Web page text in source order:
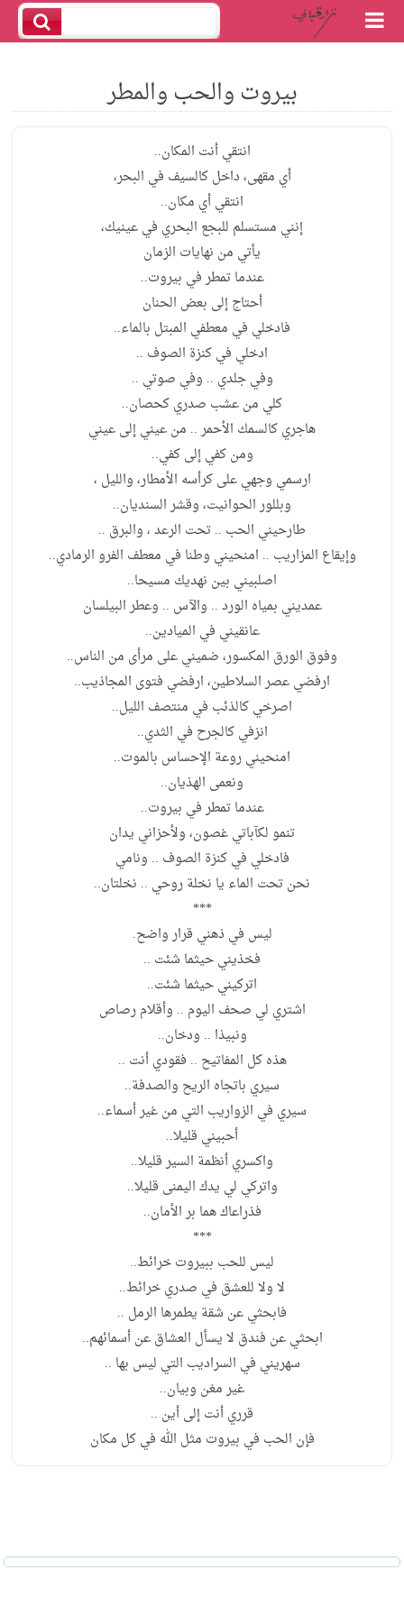
بيروت والحب والمطر
انتقي أنت المكان..
أي مقهى، داخل كالسيف في البحر،
انتقي أي مكان..
إنني مستسلم للبجع البحري في عينيك،
يأتي من نهايات الزمان
عندما تمطر في بيروت..
أحتاج إلى بعض الحنان
فادخلي في معطفي المبتل بالماء..
ادخلي في كنزة الصوف ..
وفي جلدي .. وفي صوتي ..
كلي من عشب صدري كحصان..
هاجري كالسمك الأحمر .. من عيني إلى عيني
ومن كفي إلى كفي..
ارسمي وجهي على كرأسه الأمطار، والليل ،
وبللور الحوانيت، وقشر السنديان..
طارحيني الحب .. تحت الرعد ، والبرق ..
وإيقاع المزاريب .. امنحيني وطنا في معطف الفرو الرمادي..
اصلبيني بين نهديك مسيحا..
عمديني بمياه الورد .. والآس .. وعطر البيلسان
عانقيني في الميادين..
وفوق الورق المكسور، ضميني على مرأى من الناس..
ارفضي عصر السلاطين، ارفضي فتوى المجاذيب..
اصرخي كالذئب في منتصف الليل..
انزفي كالجرح في الثدي..
امنحيني روعة الإحساس بالموت..
ونعمى الهذيان..
عندما تمطر في بيروت..
تنمو لكآباتي غصون، ولأحزاني يدان
فادخلي في كنزة الصوف .. ونامي
نحن تحت الماء يا نخلة روحي .. نخلتان..
***
ليس في ذهني قرار واضح.
فخذيني حيثما شئت ..
اتركيني حيثما شئت..
اشتري لي صحف اليوم .. وأقلام رصاص
ونبيذا .. ودخان..
هذه كل المفاتيح .. فقودي أنت ..
سيري باتجاه الريح والصدفة..
سيري في الزواريب التي من غير أسماء..
أحبيني قليلا..
واكسري أنظمة السير قليلا..
واتركي لي يدك اليمنى قليلا..
فذراعاك هما بر الأمان..
***
ليس للحب ببيروت خرائط..
لا ولا للعشق في صدري خرائط..
فابحثي عن شقة يطمرها الرمل ..
ابحثي عن فندق لا يسأل العشاق عن أسمائهم..
سهريني في السراديب التي ليس بها ..
غير مغن وبيان..
قرري أنت إلى أين ..
فإن الحب في بيروت مثل الله في كل مكان